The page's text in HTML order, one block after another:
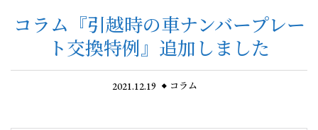
コラム『引越時の車ナンバープレー
ト交換特例』追加しました
2021.12.19 コラム